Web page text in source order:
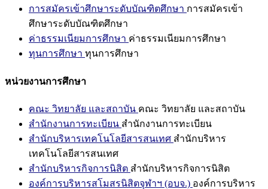
การสมัครเข้าศึกษาระดับบัณฑิตศึกษา การสมัครเข้า
ศึกษาระดับบัณฑิตศึกษา
ค่าธรรมเนียมการศึกษา ค่าธรรมเนียมการศึกษา
ทุนการศึกษา ทุนการศึกษา
หน่วยงานการศึกษา
คณะ วิทยาลัย และสถาบัน คณะ วิทยาลัย และสถาบัน
สำนักงานการทะเบียน สำนักงานการทะเบียน
สำนักบริหารเทคโนโลยีสารสนเทศ สำนักบริหาร
เทคโนโลยีสารสนเทศ
สำนักบริหารกิจการนิสิต สำนักบริหารกิจการนิสิต
องค์การบริหารสโมสรนิสิตจุฬาฯ (อบจ.) องค์การบริหาร